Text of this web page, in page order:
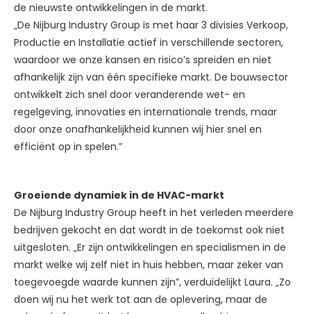
de nieuwste ontwikkelingen in de markt.
„De Nijburg Industry Group is met haar 3 divisies Verkoop,
Productie en Installatie actief in verschillende sectoren,
waardoor we onze kansen en risico’s spreiden en niet
afhankelijk zijn van één specifieke markt. De bouwsector
ontwikkelt zich snel door veranderende wet- en
regelgeving, innovaties en internationale trends, maar
door onze onafhankelijkheid kunnen wij hier snel en
efficiënt op in spelen.”
Groeiende dynamiek in de HVAC-markt
De Nijburg Industry Group heeft in het verleden meerdere
bedrijven gekocht en dat wordt in de toekomst ook niet
uitgesloten. „Er zijn ontwikkelingen en specialismen in de
markt welke wij zelf niet in huis hebben, maar zeker van
toegevoegde waarde kunnen zijn”, verduidelijkt Laura. „Zo
doen wij nu het werk tot aan de oplevering, maar de